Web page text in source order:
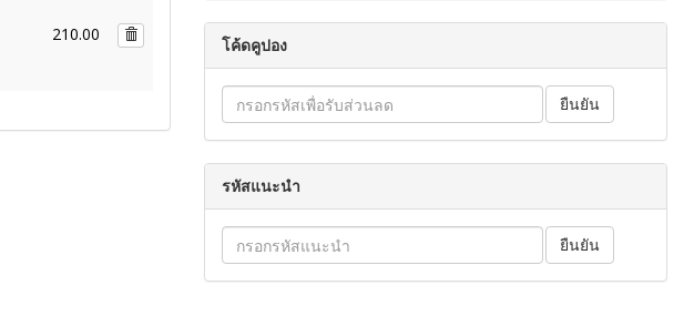
210.00
โค้ดคูปอง
รหัสแนะนำ